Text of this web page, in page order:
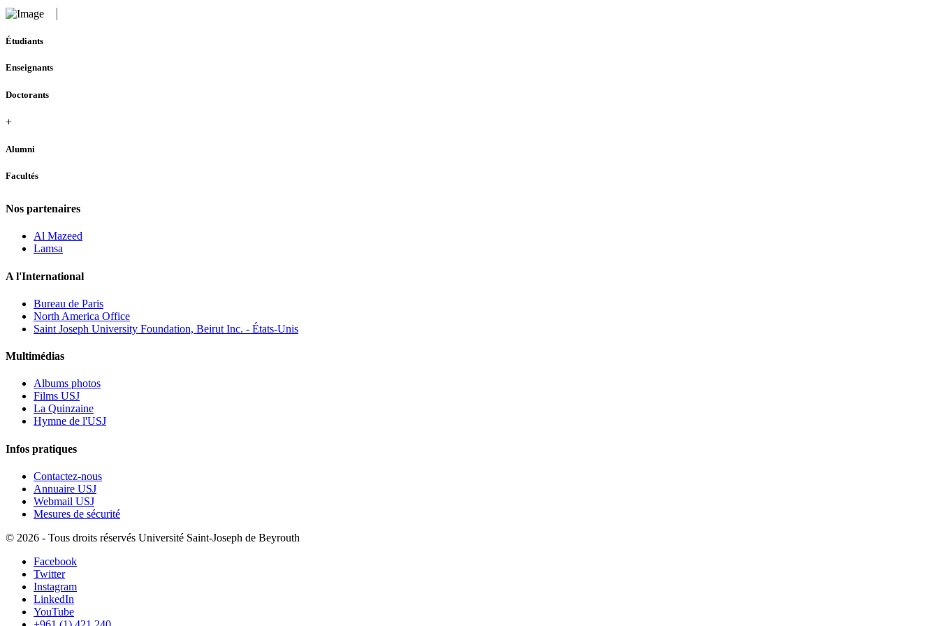
Étudiants
Enseignants
Doctorants
+
Alumni
Facultés
Nos partenaires
Al Mazeed
Lamsa
A l'International
Bureau de Paris
North America Office
Saint Joseph University Foundation, Beirut Inc. - États-Unis
Multimédias
Albums photos
Films USJ
La Quinzaine
Hymne de l'USJ
Infos pratiques
Contactez-nous
Annuaire USJ
Webmail USJ
Mesures de sécurité
© 2026 - Tous droits réservés Université Saint-Joseph de Beyrouth
Facebook
Twitter
Instagram
LinkedIn
YouTube